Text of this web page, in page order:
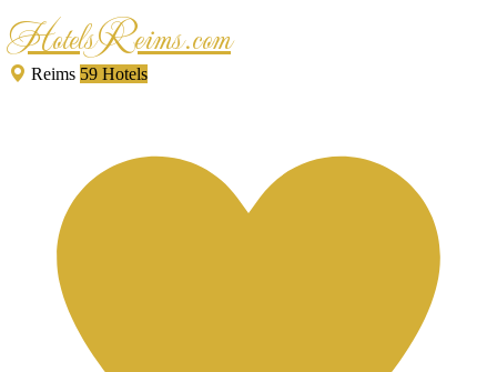
HotelsReims.com
Reims 59 Hotels